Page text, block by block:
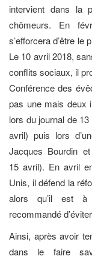
intervient dans la
chômeurs. En
s’efforcera d’être
Le 10 avril 2018,
conflits sociaux, il
Conférence des
pas une mais deux
lors du journal de
avril) puis lors
Jacques Bourdin
15 avril). En avril
Unis, il défend la
alors qu’il est à
recommandé
Ainsi, après avoir
dans le faire